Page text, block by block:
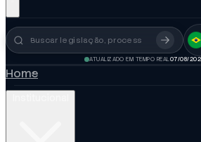
Busca no portal
ATUALIZADO EM TEMPO REAL07/08/
Home